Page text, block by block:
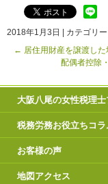
2018年1月3日 カテゴリ
← 居住用財産を譲渡し
配偶者控除
大阪八尾の女性税理士
税務労務お役立ちコラ
お客様の声
地図アクセス